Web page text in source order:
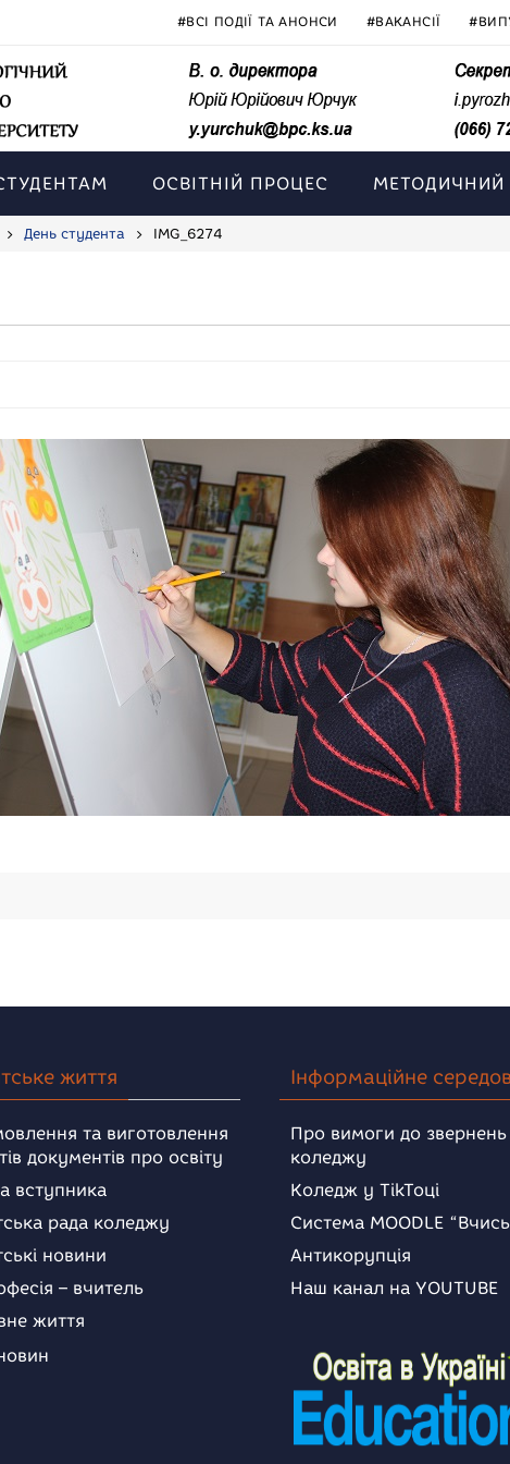
#ВСІ ПОДІЇ ТА АНОНСИ #ВАКАНСІЇ
ОСВІТНІЙ ПРОЦЕС МЕТОДИЧНИЙ
День студента IMG_6274
життя
та виготовлення
документів про освіту
вступника
рада коледжу
новини
– вчитель
життя
Інформаційне
Про вимоги до звернень
коледжу
Коледж у TikToці
Система MOODLE
Антикорупція
Наш канал на YOUTUBE